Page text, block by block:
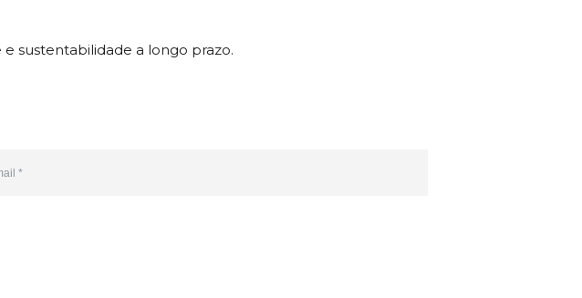
sustentabilidade a longo prazo.
o envio da newsletter e de comunicações da Oporto Forte Group. A